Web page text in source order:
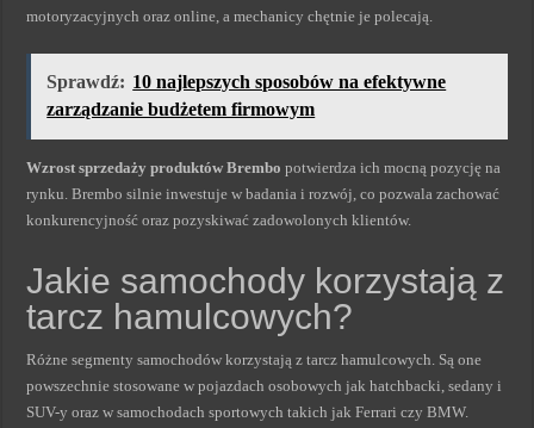
motoryzacyjnych oraz online, a mechanicy chętnie je polecają.
Sprawdź: 10 najlepszych sposobów na efektywne
zarządzanie budżetem firmowym
Wzrost sprzedaży produktów Brembo potwierdza ich mocną pozycję na
rynku. Brembo silnie inwestuje w badania i rozwój, co pozwala zachować
konkurencyjność oraz pozyskiwać zadowolonych klientów.
Jakie samochody korzystają z
tarcz hamulcowych?
Różne segmenty samochodów korzystają z tarcz hamulcowych. Są one
powszechnie stosowane w pojazdach osobowych jak hatchbacki, sedany i
SUV-y oraz w samochodach sportowych takich jak Ferrari czy BMW.